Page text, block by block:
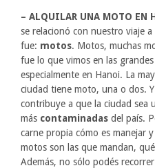
– ALQUILAR UNA MOTO EN
se relacionó con nuestro viaje a
fue: motos. Motos, muchas
fue lo que vimos en las
especialmente en Hanoi. La
ciudad tiene moto, una o dos.
contribuye a que la ciudad sea
más contaminadas del país.
carne propia cómo es manejar
motos son las que mandan,
Además, no sólo podés